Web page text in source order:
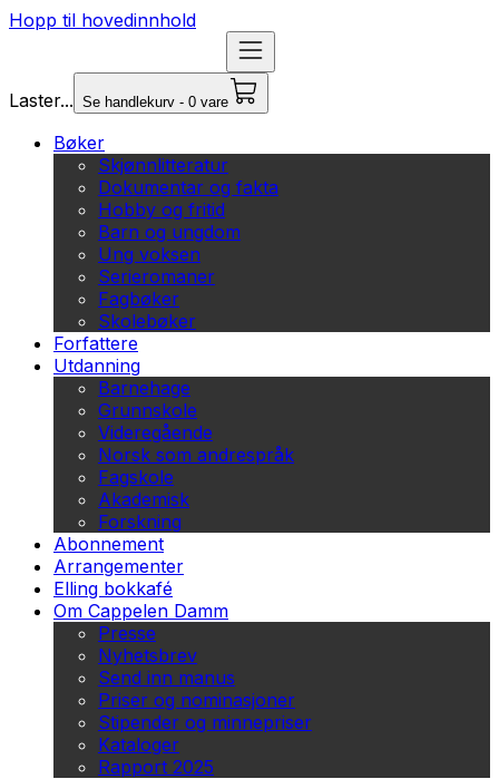
Hopp til hovedinnhold
Laster... Se handlekurv - 0 vare
Bøker
Skjønnlitteratur
Dokumentar og fakta
Hobby og fritid
Barn og ungdom
Ung voksen
Serieromaner
Fagbøker
Skolebøker
Forfattere
Utdanning
Barnehage
Grunnskole
Videregående
Norsk som andrespråk
Fagskole
Akademisk
Forskning
Abonnement
Arrangementer
Elling bokkafé
Om Cappelen Damm
Presse
Nyhetsbrev
Send inn manus
Priser og nominasjoner
Stipender og minnepriser
Kataloger
Rapport 2025